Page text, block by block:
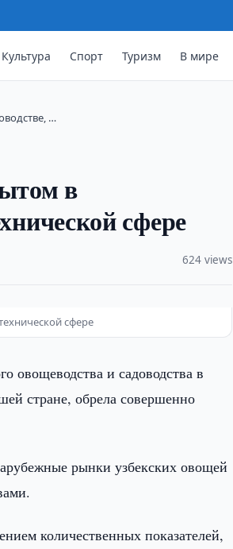
Культура Спорт Туризм В мире
…
в
сфере
624 views
сфере
овощеводства и садоводства в
стране, обрела совершенно
рынки узбекских овощей
количественных показателей,